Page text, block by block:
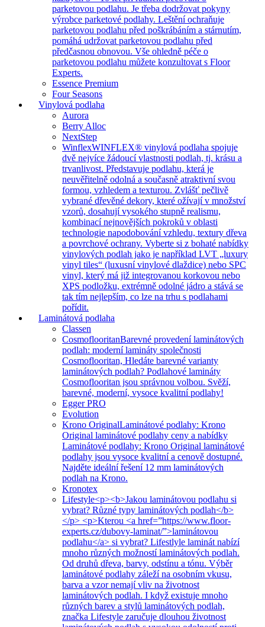
parketovou podlahu. Je třeba dodržovat pokyny
výrobce parketové podlahy. Leštění ochraňuje
parketovou podlahu před poškrábáním a stárnutím,
pomáhá udržovat parketovou podlahu před
předčasnou obnovou. Vše ohledně péče o
parketovou podlahu můžete konzultovat s Floor
Experts.
Essence Premium
Four Seasons
Vinylová podlaha
Aurora
Berry Alloc
NextStep
WinflexWINFLEX® vinylová podlaha spojuje
dvě nejvíce žádoucí vlastnosti podlah, tj. krásu a
trvanlivost. Představuje podlahu, která je
neuvěřitelně odolná a současně atraktivní svou
formou, vzhledem a texturou. Zvlášť pečlivě
vybrané dřevěné dekory, které ožívají v množství
vzorů, dosahují vysokého stupně realismu,
kombinací nejnovějších pokroků v oblasti
technologie napodobování vzhledu, textury dřeva
a povrchové ochrany. Vyberte si z bohaté nabídky
vinylových podlah jako je například LVT „luxury
vinyl tiles“ (luxusní vinylové dlaždice) nebo SPC
vinyl, který má již integrovanou korkovou nebo
XPS podložku, extrémně odolné jádro a stává se
tak tím nejlepším, co lze na trhu s podlahami
pořídit.
Laminátová podlaha
Classen
CosmoflooritanBarevné provedení laminátových
podlah: moderní lamináty společnosti
Cosmoflooritan, Hledáte barevné varianty
laminátových podlah? Podlahové lamináty
Cosmoflooritan jsou správnou volbou. Svěží,
barevné, moderní, vysoce kvalitní podlahy!
Egger PRO
Evolution
Krono OriginalLaminátové podlahy: Krono
Original laminátové podlahy ceny a nabídky
Laminátové podlahy: Krono Original laminátové
podlahy jsou vysoce kvalitní a cenově dostupné.
Najděte ideální řešení 12 mm laminátových
podlah na Krono.
Kronotex
Lifestyle<p><b>Jakou laminátovou podlahu si
vybrat? Různé typy laminátových podlah</b>
</p> <p>Kterou <a href=”https://www.floor-
experts.cz/dubovy-laminat/”>laminátovou
podlahu</a> si vybrat? Lifestlyle laminát nabízí
mnoho různých možností laminátových podlah.
Od druhů dřeva, barvy, odstínu a tónu. Výběr
laminátové podlahy záleží na osobním vkusu,
barva a vzor nemají vliv na životnost
laminátových podlah. I když existuje mnoho
různých barev a stylů laminátových podlah,
značka Lifestyle zaručuje dlouhou životnost